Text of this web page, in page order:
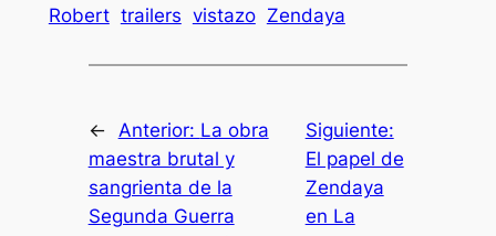
Robert trailers vistazo Zendaya
← Anterior: La obra
maestra brutal y
sangrienta de la
Segunda Guerra
Siguiente:
El papel de
Zendaya
en La